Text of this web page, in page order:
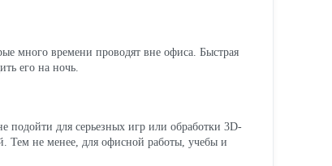
много времени проводят вне офиса. Быстрая
его на ночь.
подойти для серьезных игр или обработки 3D-
Тем не менее, для офисной работы, учебы и